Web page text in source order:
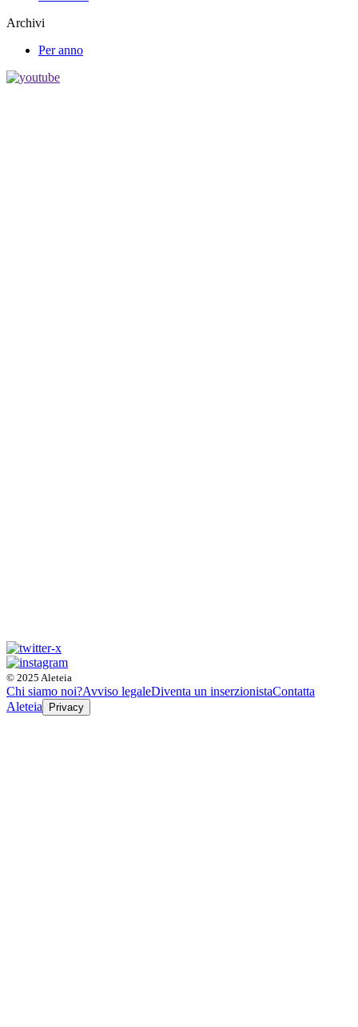
Archivi
Per anno
© 2025 Aleteia
Chi siamo noi?Avviso legaleDiventa un inserzionistaContatta
Aleteia
Privacy